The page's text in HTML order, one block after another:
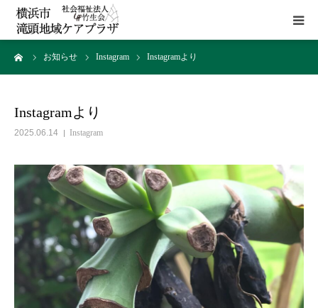
お知らせ Instagram Instagramより
Instagramより
2025.06.14 Instagram
HOME
施設概要
貸室
アクセス
お問い合わせ